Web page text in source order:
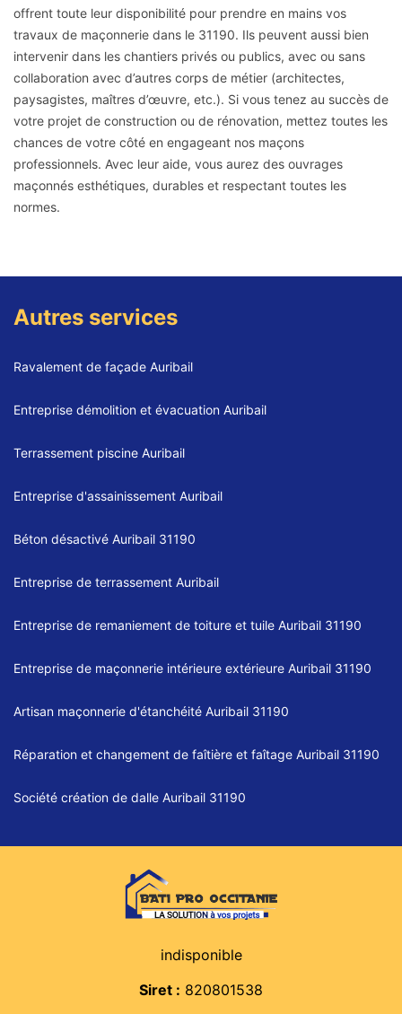
offrent toute leur disponibilité pour prendre en mains vos
travaux de maçonnerie dans le 31190. Ils peuvent aussi bien
intervenir dans les chantiers privés ou publics, avec ou sans
collaboration avec d’autres corps de métier (architectes,
paysagistes, maîtres d’œuvre, etc.). Si vous tenez au succès de
votre projet de construction ou de rénovation, mettez toutes les
chances de votre côté en engageant nos maçons
professionnels. Avec leur aide, vous aurez des ouvrages
maçonnés esthétiques, durables et respectant toutes les
normes.
Autres services
Ravalement de façade Auribail
Entreprise démolition et évacuation Auribail
Terrassement piscine Auribail
Entreprise d'assainissement Auribail
Béton désactivé Auribail 31190
Entreprise de terrassement Auribail
Entreprise de remaniement de toiture et tuile Auribail 31190
Entreprise de maçonnerie intérieure extérieure Auribail 31190
Artisan maçonnerie d'étanchéité Auribail 31190
Réparation et changement de faîtière et faîtage Auribail 31190
Société création de dalle Auribail 31190
indisponible
Siret : 820801538